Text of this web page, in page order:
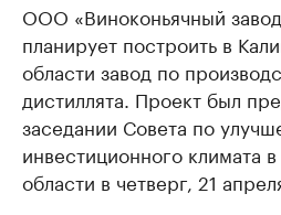
ООО «Виноконьячный
планирует построить в
области завод по
дистиллята. Проект был
заседании Совета по
инвестиционного климата
области в четверг, 21